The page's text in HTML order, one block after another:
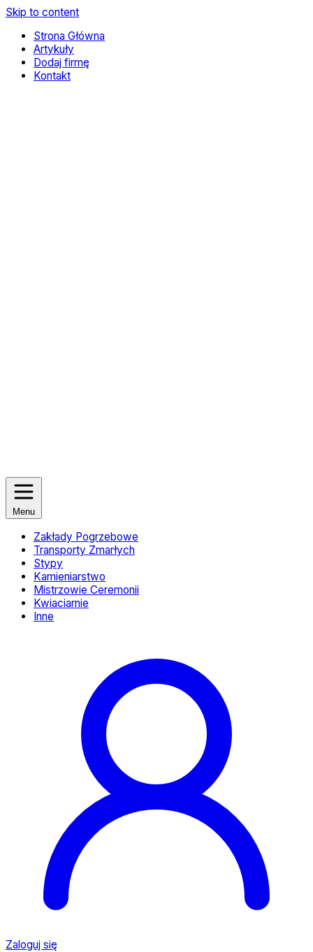
Skip to content
Strona Główna
Artykuły
Dodaj firmę
Kontakt
Menu
Zakłady Pogrzebowe
Transporty Zmarłych
Stypy
Kamieniarstwo
Mistrzowie Ceremonii
Kwiaciarnie
Inne
Zaloguj się